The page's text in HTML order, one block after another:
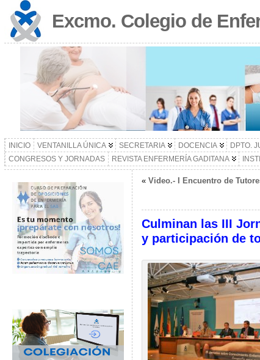
Excmo. Colegio de
INICIO VENTANILLA ÚNICA SECRETARIA DOCENCIA DPTO.
CONGRESOS Y JORNADAS
REVISTA ENFERMERÍA GADITANA
« Video.- I Encuentro de
Culminan las III
y participación de